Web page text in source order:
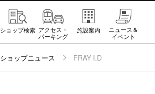
ショップ検索 アクセス・
パーキング
施設案内
ニュース＆
イベント
ショップニュース FRAY I.D